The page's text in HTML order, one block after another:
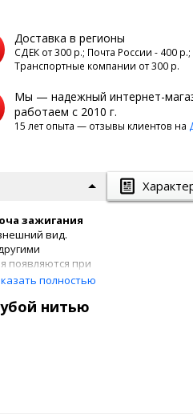
Доставка в регионы
СДЕК от 300 р.; Почта России - 400 р.;
Транспортные компании от 300 р.
Мы — надежный интернет-
работаем с 2010 г.
15 лет опыта — отзывы клиентов на
зажигания
вид.
появляются при
актуальна
которые могут
полностью
нитью